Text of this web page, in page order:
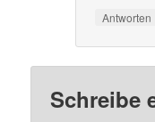
Antworten
Schreibe